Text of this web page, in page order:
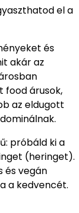
el a
és
akár az
food árusok,
az eldugott
próbáld ki a
(heringet).
és vegán
a kedvencét.